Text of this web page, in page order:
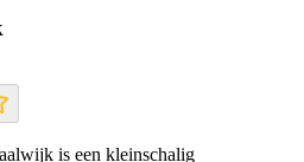
is een kleinschalig